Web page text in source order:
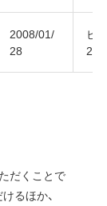
2008/01/
28
ビ
224
だくことで
るほか、